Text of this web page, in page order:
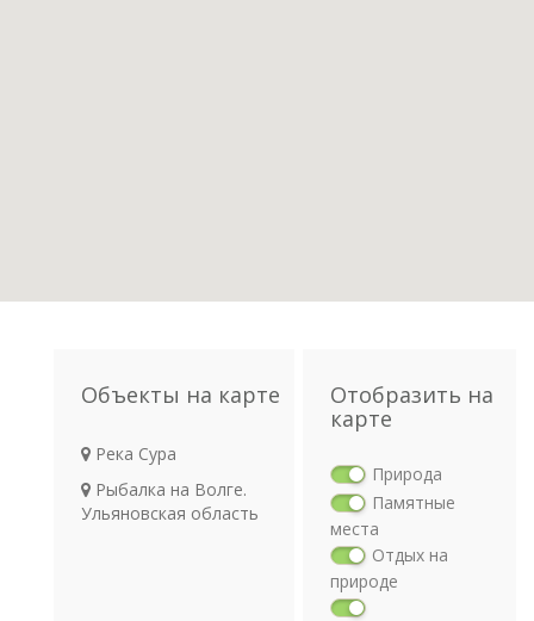
Объекты на карте
Река Сура
Рыбалка на Волге.
Ульяновская область
Отобразить на
карте
Природа
Памятные
места
Отдых на
природе